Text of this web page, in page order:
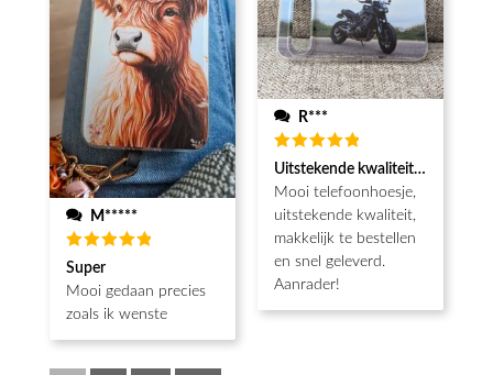
M*****
Waardering
5 uit 5
Super
Mooi gedaan precies
zoals ik wenste
R***
Waardering
5uit 5
Uitstekende kwaliteit, snel
Mooi telefoonhoesje,
uitstekende kwaliteit,
makkelijk te bestellen
en snel geleverd.
Aanrader!